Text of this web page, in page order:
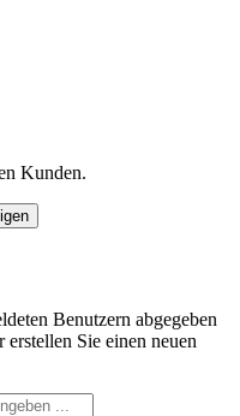
Kunden.
Benutzern abgegeben
Sie einen neuen